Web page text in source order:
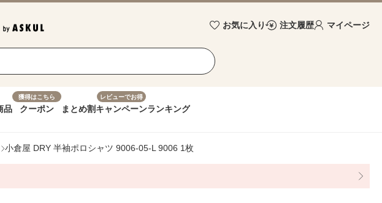
お気に入り 注文履歴 マイページ
品
獲得はこちら
クーポン まとめ割
レビューでお得
キャンペーンランキング
小倉屋 DRY 半袖ポロシャツ 9006-05-L 9006 1枚